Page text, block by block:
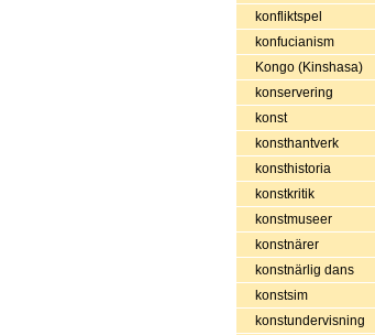
konfliktspel
konfucianism
Kongo (Kinshasa)
konservering
konst
konsthantverk
konsthistoria
konstkritik
konstmuseer
konstnärer
konstnärlig dans
konstsim
konstundervisning